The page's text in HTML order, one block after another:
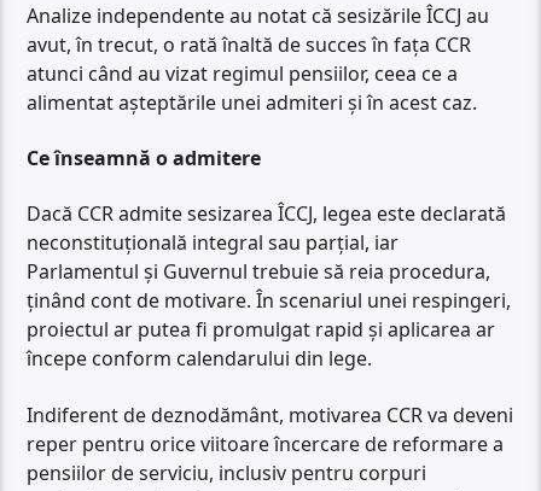
Analize independente au notat că sesizările ÎCCJ au
avut, în trecut, o rată înaltă de succes în fața CCR
atunci când au vizat regimul pensiilor, ceea ce a
alimentat așteptările unei admiteri și în acest caz.
Ce înseamnă o admitere
Dacă CCR admite sesizarea ÎCCJ, legea este declarată
neconstituțională integral sau parțial, iar
Parlamentul și Guvernul trebuie să reia procedura,
ținând cont de motivare. În scenariul unei respingeri,
proiectul ar putea fi promulgat rapid și aplicarea ar
începe conform calendarului din lege.
Indiferent de deznodământ, motivarea CCR va deveni
reper pentru orice viitoare încercare de reformare a
pensiilor de serviciu, inclusiv pentru corpuri